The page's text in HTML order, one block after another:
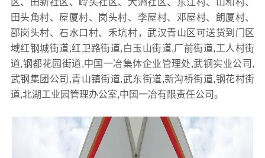
区、田新社区、岭头社区、大洲社区、东江村、山和村、
田头角村、屋厦村、岗头村、李屋村、邓屋村、朗厦村、
邵岗头村、石水口村、禾坑村，武汉青山区可送货到门区
域红钢城街道,红卫路街道,白玉山街道,厂前街道,工人村街
道,钢都花园街道,中国一冶集体企业管理处,武钢实业公司,
武钢集团公司,青山镇街道,武东街道,新沟桥街道,钢花村街
道,北湖工业园管理办公室,中国一冶有限责任公司。